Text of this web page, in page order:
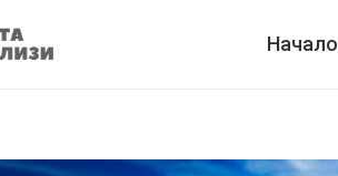
Начало